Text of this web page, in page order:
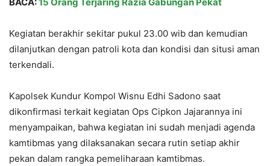
Kegiatan berakhir sekitar pukul 23.00 wib dan kemudian
dilanjutkan dengan patroli kota dan kondisi dan situsi aman
terkendali.
Kapolsek Kundur Kompol Wisnu Edhi Sadono saat
dikonfirmasi terkait kegiatan Ops Cipkon Jajarannya ini
menyampaikan, bahwa kegiatan ini sudah menjadi agenda
kamtibmas yang dilaksanakan secara rutin setiap akhir
pekan dalam rangka pemeliharaan kamtibmas.